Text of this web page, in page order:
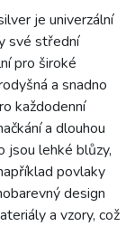
je univerzální
své střední
pro široké
a snadno
každodenní
a dlouhou
jsou lehké blůzy,
povlaky
design
a vzory, což